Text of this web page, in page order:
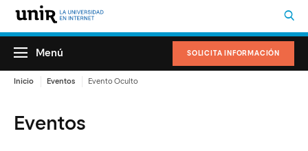
SOLICITA INFORMACIÓN
Menú
Inicio Eventos Evento Oculto
Eventos